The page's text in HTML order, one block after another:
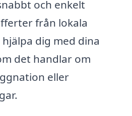
och enkelt
från lokala
dig med dina
det handlar om
eller